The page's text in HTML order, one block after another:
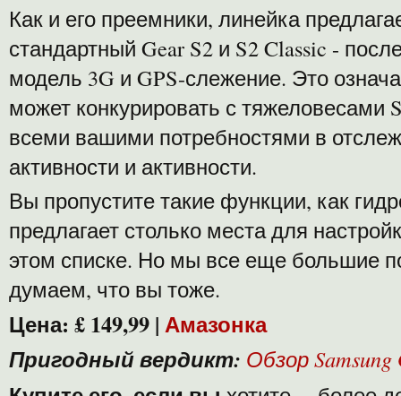
Как и его преемники, линейка
стандартный Gear S2 и S2 Classic -
модель 3G и GPS-слежение. Это
может конкурировать с тяжеловесами
всеми вашими потребностями в
активности и активности.
Вы пропустите такие функции, как
предлагает столько места для
этом списке. Но мы все еще большие
думаем, что вы тоже.
Цена: £ 149,99 | Амазонка
Пригодный вердикт: Обзор Samsung